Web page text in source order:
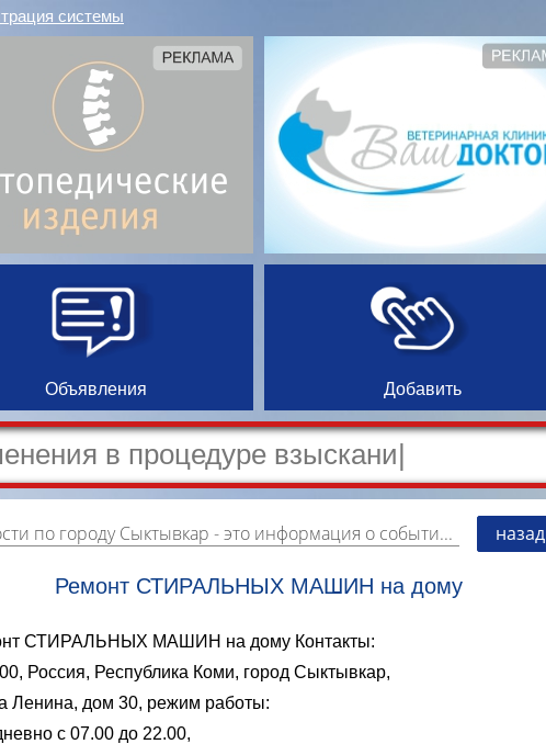
системы
Объявления Добавить
по городу Сыктывкар - это информация о событиях, мероприятиях и торгово-коммерческой деятельности города. Страницу наполняют платные и бесплатные объявления, имеющие функцию "поднятия вверх списка". назад
Ремонт СТИРАЛЬНЫХ МАШИН на дому
СТИРАЛЬНЫХ МАШИН на дому Контакты:
Россия, Республика Коми, город Сыктывкар,
Ленина, дом 30, режим работы:
с 07.00 до 22.00,